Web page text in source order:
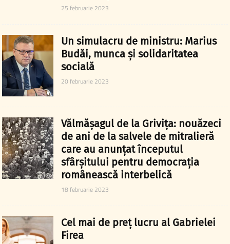
25 februarie 2023
Un simulacru de ministru: Marius
Budăi, munca și solidaritatea
socială
20 februarie 2023
Vălmășagul de la Grivița: nouăzeci
de ani de la salvele de mitralieră
care au anunțat începutul
sfârșitului pentru democrația
românească interbelică
18 februarie 2023
Cel mai de preț lucru al Gabrielei
Firea